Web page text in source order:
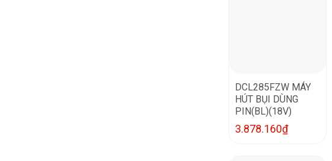
DCL285FZW MÁY
HÚT BỤI DÙNG
PIN(BL)(18V)
3.878.160₫